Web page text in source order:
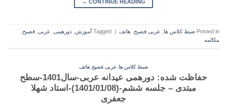
CONTINUE READING
→
Posted in ضبط کلاس ها عربی فصیح هاتف Tagged آموزش دورهمی عربی فصیح
مکالمه
ضبط کلاس ها عربی فصیح هاتف
حفاظت شده: دورهمی عیدانه عربی-سال1401-سطح
مبتدی – جلسه ششم-(1401/01/08)-استاد شهلا
جعفری